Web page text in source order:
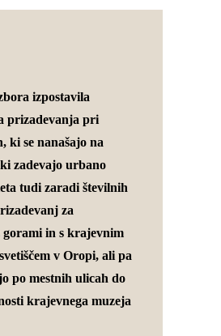
izpostavila
prizadevanja pri
ki se nanašajo na
zadevajo urbano
tudi zaradi številnih
za
gorami in s krajevnim
v Oropi, ali pa
po mestnih ulicah do
krajevnega muzeja